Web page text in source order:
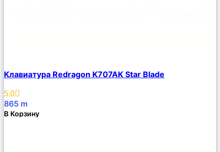
Описание
Избранное
Клавиатура Redragon K707AK Star Blade
5.0
865 m
В Корзину